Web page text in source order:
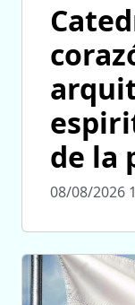
de la
08/08/2026